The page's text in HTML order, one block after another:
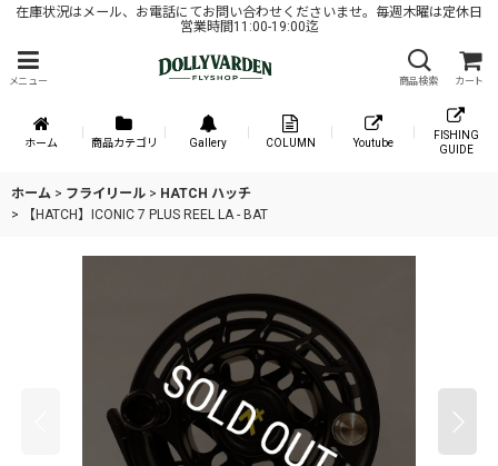
在庫状況はメール、お電話にてお問い合わせくださいませ。毎週木曜は定休日
営業時間11:00-19:00迄
メニュー 商品検索 カート
ホーム 商品カテゴリ Gallery COLUMN Youtube
FISHING
GUIDE
ホーム > フライリール > HATCH ハッチ
>
【HATCH】ICONIC 7 PLUS REEL LA - BAT